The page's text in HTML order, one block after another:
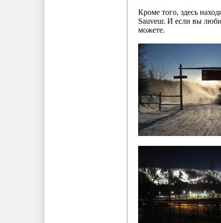
Кроме того, здесь
Sauveur. И если вы
можете.